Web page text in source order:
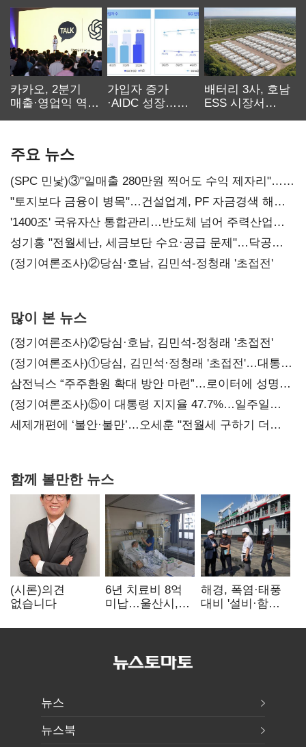
카카오, 2분기
매출·영업익 역대
가입자 증가
·AIDC 성장…
배터리 3사, 호남
ESS 시장서
주요 뉴스
(SPC 민낯)③"일매출 280만원 찍어도 수익 제자리"…
점주 울리는 '상시 할인'
"토지보다 금융이 병목"…건설업계, PF 자금경색 해소
목소리
'1400조' 국유자산 통합관리…반도체 넘어 주력산업
구조혁신
성기홍 "전월세난, 세금보단 수요·공급 문제"…닥공
시사
(정기여론조사)②당심·호남, 김민석-정청래 '초접전'
많이 본 뉴스
(정기여론조사)②당심·호남, 김민석-정청래 '초접전'
(정기여론조사)①당심, 김민석·정청래 '초접전'…대통령
지지도 '50% 아래로'(종합)
삼전닉스 “주주환원 확대 방안 마련”…로이터에 성명
보내
(정기여론조사)⑤이 대통령 지지율 47.7%…일주일
만에 다시 40%대
세제개편에 ‘불안·불만’…오세훈 "전월세 구하기 더
함께 볼만한 뉴스
(시론)의견
없습니다
6년 치료비 8억
미납…울산시,
대응 매뉴얼
해경, 폭염·태풍
대비 '설비·함정'
뉴스
뉴스북